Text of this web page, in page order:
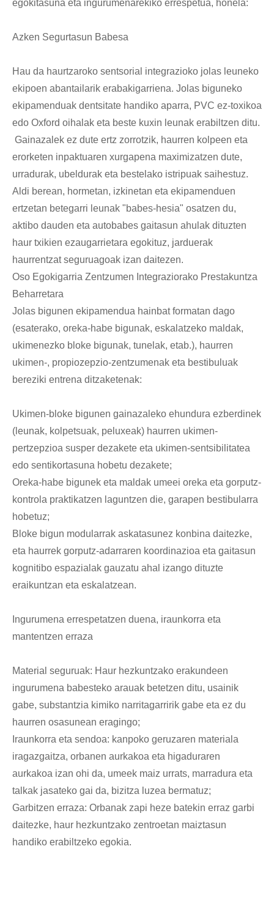
egokitasuna eta ingurumenarekiko errespetua, honela:
Azken Segurtasun Babesa
Hau da haurtzaroko sentsorial integrazioko jolas leuneko
ekipoen abantailarik erabakigarriena. Jolas biguneko
ekipamenduak dentsitate handiko aparra, PVC ez-toxikoa
edo Oxford oihalak eta beste kuxin leunak erabiltzen ditu.
Gainazalek ez dute ertz zorrotzik, haurren kolpeen eta
erorketen inpaktuaren xurgapena maximizatzen dute,
urradurak, ubeldurak eta bestelako istripuak saihestuz.
Aldi berean, hormetan, izkinetan eta ekipamenduen
ertzetan betegarri leunak "babes-hesia" osatzen du,
aktibo dauden eta autobabes gaitasun ahulak dituzten
haur txikien ezaugarrietara egokituz, jarduerak
haurrentzat seguruagoak izan daitezen.
Oso Egokigarria Zentzumen Integraziorako Prestakuntza
Beharretara
Jolas bigunen ekipamendua hainbat formatan dago
(esaterako, oreka-habe bigunak, eskalatzeko maldak,
ukimenezko bloke bigunak, tunelak, etab.), haurren
ukimen-, propiozepzio-zentzumenak eta bestibuluak
bereziki entrena ditzaketenak:
Ukimen-bloke bigunen gainazaleko ehundura ezberdinek
(leunak, kolpetsuak, peluxeak) haurren ukimen-
pertzepzioa susper dezakete eta ukimen-sentsibilitatea
edo sentikortasuna hobetu dezakete;
Oreka-habe bigunek eta maldak umeei oreka eta gorputz-
kontrola praktikatzen laguntzen die, garapen bestibularra
hobetuz;
Bloke bigun modularrak askatasunez konbina daitezke,
eta haurrek gorputz-adarraren koordinazioa eta gaitasun
kognitibo espazialak gauzatu ahal izango dituzte
eraikuntzan eta eskalatzean.
Ingurumena errespetatzen duena, iraunkorra eta
mantentzen erraza
Material seguruak: Haur hezkuntzako erakundeen
ingurumena babesteko arauak betetzen ditu, usainik
gabe, substantzia kimiko narritagarririk gabe eta ez du
haurren osasunean eragingo;
Iraunkorra eta sendoa: kanpoko geruzaren materiala
iragazgaitza, orbanen aurkakoa eta higaduraren
aurkakoa izan ohi da, umeek maiz urrats, marradura eta
talkak jasateko gai da, bizitza luzea bermatuz;
Garbitzen erraza: Orbanak zapi heze batekin erraz garbi
daitezke, haur hezkuntzako zentroetan maiztasun
handiko erabiltzeko egokia.